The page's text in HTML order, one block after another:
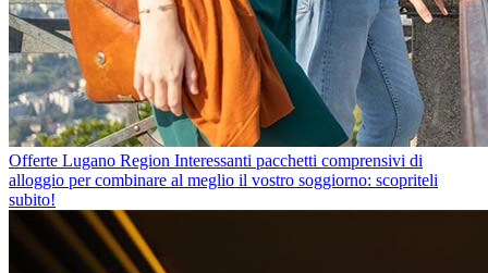
Offerte Lugano Region Interessanti pacchetti comprensivi di
alloggio per combinare al meglio il vostro soggiorno: scopriteli
subito!